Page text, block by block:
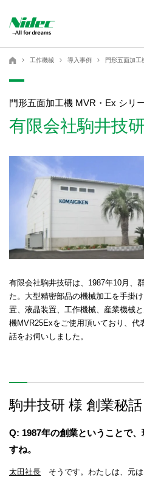
Nidec - All for dreams - ニデック株式
ニデック株式会社
工作機械 導入事例 門形五面加工
門形五面加工機 MVR・Ex シリ
有限会社駒井技
有限会社駒井技研は、1987年10月、
た。大型精密部品の機械加工を手掛
置、液晶装置、工作機械、産業機械
機MVR25Exをご使用頂いており、代
話をお伺いしました。
駒井技研 様 創業秘話
Q: 1987年の創業ということで
すね。
太田社長 そうです。わたしは、元